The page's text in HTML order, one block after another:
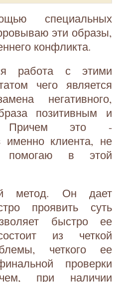
специальных
эти образы,
конфликта.
работа с этими
чего является
негативного,
позитивным и
Причем это -
именно клиента, не
в этой
метод. Он дает
проявить суть
быстро ее
из четкой
четкого ее
проверки
при наличии